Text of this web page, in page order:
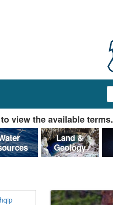
view the available terms.
Land &
Geology